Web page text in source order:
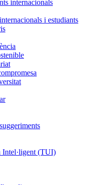
internacionals
i estudiants
Intel·ligent (TUI)